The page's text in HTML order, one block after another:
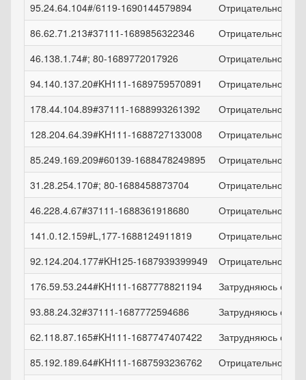
95.24.64.104#/6119-1690144579894
Отрицательно!
86.62.71.213#37111-1689856322346
Отрицательно!
46.138.1.74#; 80-1689772017926
Отрицательно!
94.140.137.20#KH111-1689759570891
Отрицательно!
178.44.104.89#37111-1688993261392
Отрицательно!
128.204.64.39#KH111-1688727133008
Отрицательно!
85.249.169.209#60139-1688478249895
Отрицательно!
31.28.254.170#; 80-1688458873704
Отрицательно!
46.228.4.67#37111-1688361918680
Отрицательно!
141.0.12.159#L,177-1688124911819
Отрицательно!
92.124.204.177#KH125-1687939399949
Отрицательно!
176.59.53.244#KH111-1687778821194
Затрудняюсь
93.88.24.32#37111-1687772594686
Затрудняюсь
62.118.87.165#KH111-1687747407422
Затрудняюсь
85.192.189.64#KH111-1687593236762
Отрицательно!